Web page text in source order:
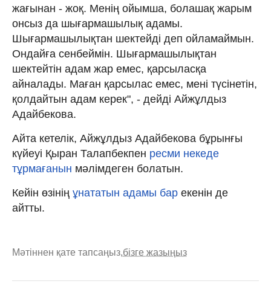
жағынан - жоқ. Менің ойымша, болашақ жарым
онсыз да шығармашылық адамы.
Шығармашылықтан шектейді деп ойламаймын.
Ондайға сенбеймін. Шығармашылықтан
шектейтін адам жар емес, қарсыласқа
айналады. Маған қарсылас емес, мені түсінетін,
қолдайтын адам керек", - дейді Айжұлдыз
Адайбекова.
Айта кетелік, Айжұлдыз Адайбекова бұрынғы
күйеуі Қыран Талапбекпен ресми некеде
тұрмағанын мәлімдеген болатын.
Кейін өзінің ұнататын адамы бар екенін де
айтты.
Мәтіннен қате тапсаңыз,бізге жазыңыз